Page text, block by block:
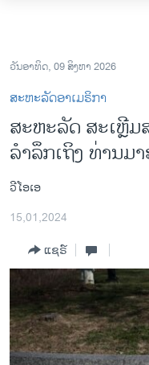
ເຂົ້າ
ຫາ
ຂ້າມ
ຂ້າມ
ຫາ
ຊອກ
ຄົ້ນ
ລາວ
ອາເມຣິກາ
ການເລືອກຕັ້ງ ປະທານາທີ
ຂ່າວ​ຈີນ
ໂລກ
ເອເຊຍ
ຊີວິດຊາວລາວ
ຊຸມຊົນຊາວລາວ
ວິທະຍາສາດ-ເທັກໂນໂລຈີ
ທຸລະກິດ
ວັນອາທິດ, 09 ສິງຫາ 2026
ສະຫະລັດອາເມຣິກາ
ສະຫະລັດ ສະເຫຼີ
ລຳລຶກ​ເຖິງ ທ່ານມ
ວີໂອເອ
15,01,2024
ແຊຣ໌